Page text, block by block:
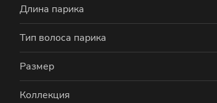
Длина парика
Тип волоса парика
Размер
Коллекция